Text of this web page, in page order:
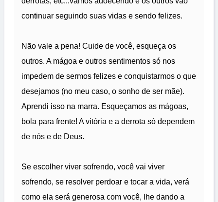
continuar seguindo suas vidas e sendo felizes.
Não vale a pena! Cuide de você, esqueça os
outros. A mágoa e outros sentimentos só nos
impedem de sermos felizes e conquistarmos o que
desejamos (no meu caso, o sonho de ser mãe).
Aprendi isso na marra. Esqueçamos as mágoas,
bola para frente! A vitória e a derrota só dependem
de nós e de Deus.
Se escolher viver sofrendo, você vai viver
sofrendo, se resolver perdoar e tocar a vida, verá
como ela será generosa com você, lhe dando a